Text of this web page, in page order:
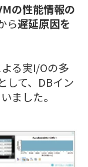
の性能情報の
ら遅延原因を
る実I/Oの多
して、DBイン
ました。